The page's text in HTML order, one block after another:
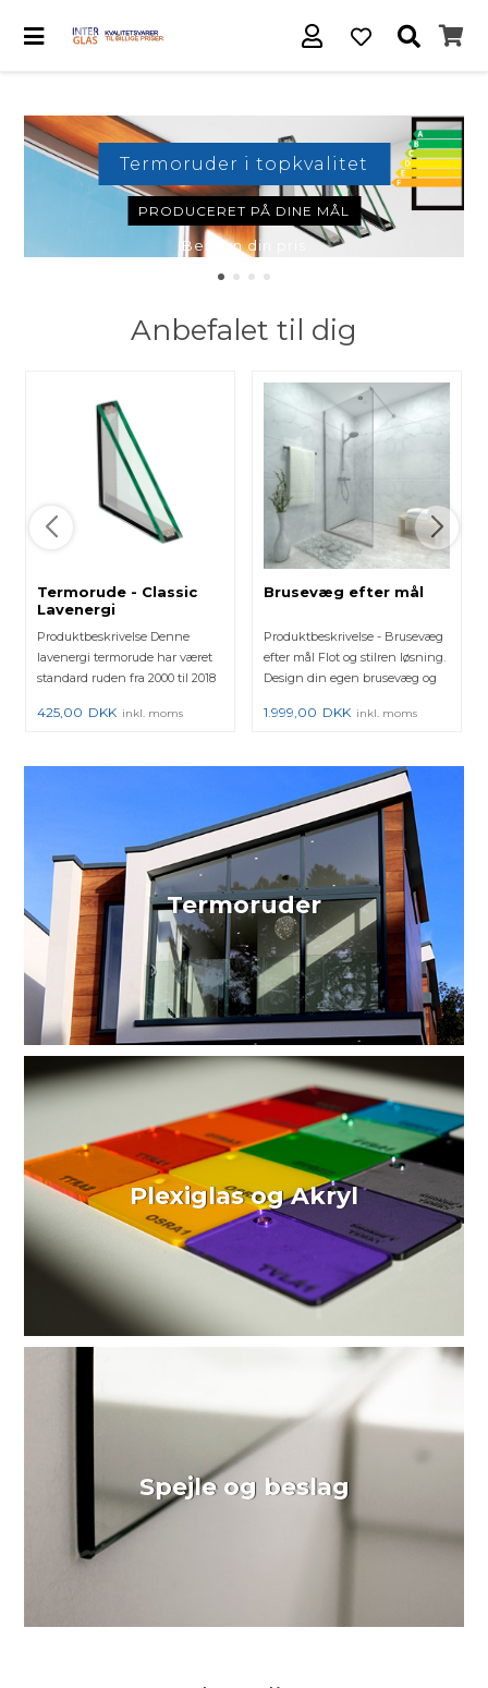
Termoruder i topkvalitet
PRODUCERET PÅ DINE MÅL
Beregn din pris
Anbefalet til dig
Termorude - Classic
Lavenergi
Produktbeskrivelse Denne
lavenergi termorude har været
standard ruden fra 2000 til 2018
425,00 DKK inkl. moms
Brusevæg efter mål
Produktbeskrivelse - Brusevæg
efter mål Flot og stilren løsning.
Design din egen brusevæg og
1.999,00 DKK inkl. moms
Termoruder
Plexiglas og Akryl
Spejle og beslag